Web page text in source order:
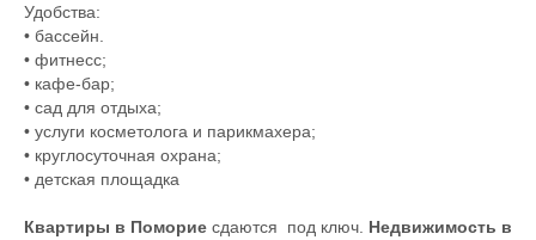
Удобства:
• бассейн.
• фитнесс;
• кафе-бар;
• сад для отдыха;
• услуги косметолога и парикмахера;
• круглосуточная охрана;
• детская площадка
Квартиры в Поморие сдаются под ключ. Недвижимость в